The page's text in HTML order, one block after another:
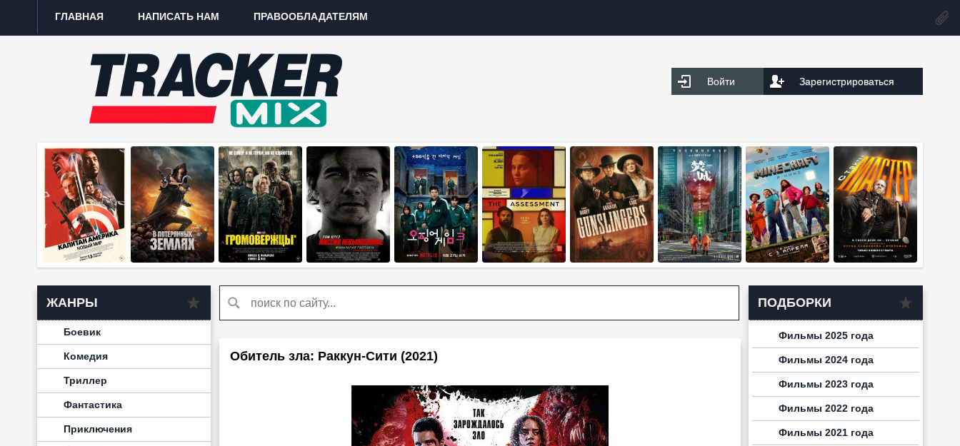
ГЛАВНАЯ НАПИСАТЬ НАМ ПРАВООБЛАДАТЕЛЯМ
Войти Зарегистрироваться
ЖАНРЫ
Боевик
Комедия
Триллер
Фантастика
Приключения
Обитель зла: Раккун-Сити (2021)
ПОДБОРКИ
Фильмы 2025 года
Фильмы 2024 года
Фильмы 2023 года
Фильмы 2022 года
Фильмы 2021 года